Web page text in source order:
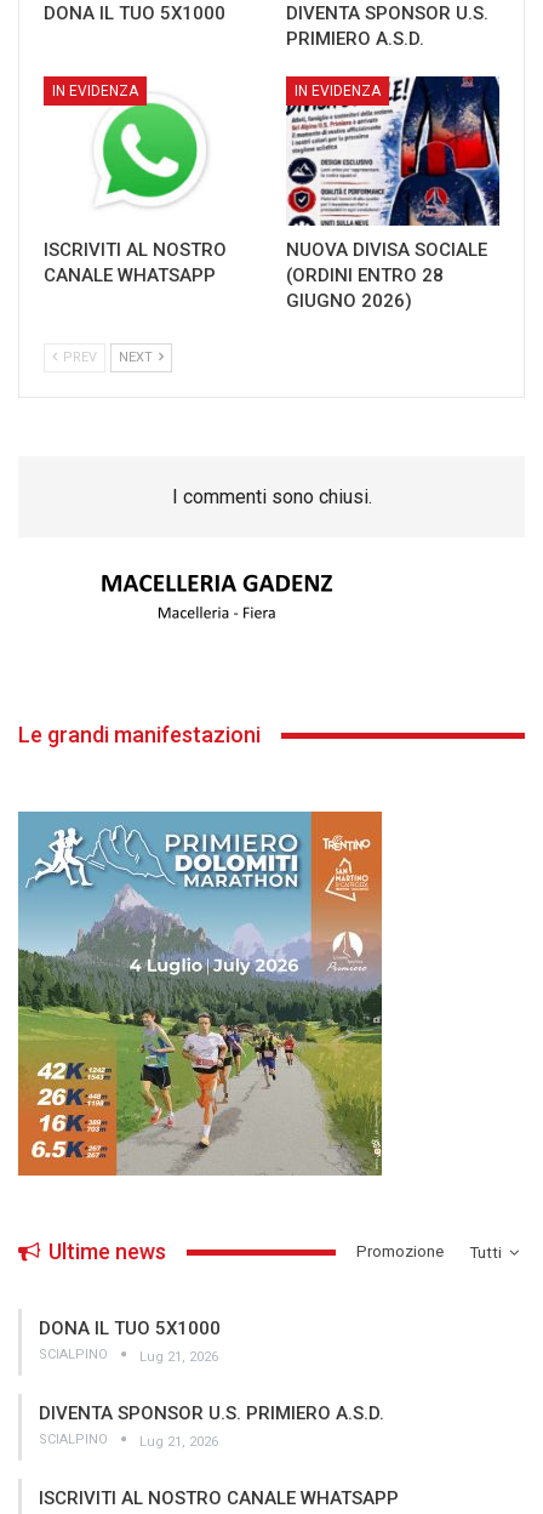
DONA IL TUO 5X1000
DIVENTA SPONSOR U.S.
PRIMIERO A.S.D.
IN EVIDENZA
ISCRIVITI AL NOSTRO
CANALE WHATSAPP
IN EVIDENZA
NUOVA DIVISA SOCIALE
(ORDINI ENTRO 28
GIUGNO 2026)
PREV NEXT
I commenti sono chiusi.
Le grandi manifestazioni
Tutti
Ultime news ­Promozione
DONA IL TUO 5X1000
SCIALPINO Lug 21, 2026
DIVENTA SPONSOR U.S. PRIMIERO A.S.D.
SCIALPINO Lug 21, 2026
ISCRIVITI AL NOSTRO CANALE WHATSAPP